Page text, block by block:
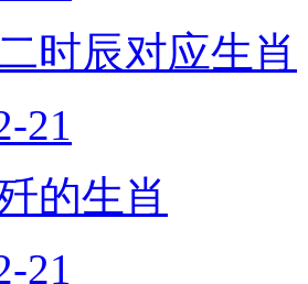
时辰对应生肖
21
的生肖
21